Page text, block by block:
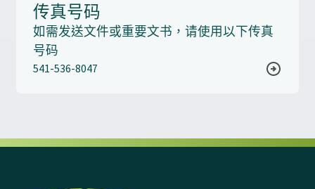
传真号码
如需发送文件或重要文书，请使用以下传真
号码
541-536-8047